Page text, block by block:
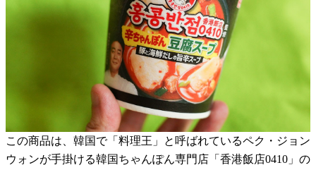
この商品は、韓国で「料理王」と呼ばれているペク・ジョン
ウォンが手掛ける韓国ちゃんぽん専門店「香港飯店0410」の